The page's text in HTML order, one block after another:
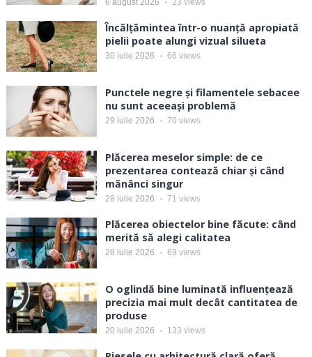
6 august 2026 23 views
Încălțămintea într-o nuanță apropiată
pielii poate alungi vizual silueta
30 iulie 2026 66 views
Punctele negre și filamentele sebacee
nu sunt aceeași problemă
29 iulie 2026 70 views
Plăcerea meselor simple: de ce
prezentarea contează chiar și când
mănânci singur
28 iulie 2026 71 views
Plăcerea obiectelor bine făcute: când
merită să alegi calitatea
28 iulie 2026 69 views
O oglindă bine luminată influențează
precizia mai mult decât cantitatea de
produse
20 iulie 2026 133 views